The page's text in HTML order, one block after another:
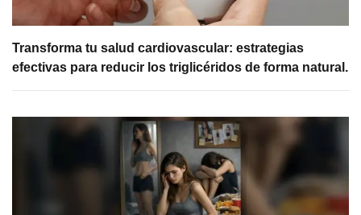
Transforma tu salud cardiovascular: estrategias
efectivas para reducir los triglicéridos de forma natural.